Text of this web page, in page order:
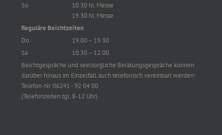
So
10.30 hl. Messe
19.30 hl. Messe
Reguläre Beichtzeiten
Do
19.00 – 19.30
Sa
10.30 – 12.00
Beichtgespräche und seelsorgliche Beratungsgespräche können
darüber hinaus im Einzelfall auch telefonisch vereinbart werden:
Telefon-Nr. 06241 - 92 04 00
(Telefonzeiten tgl. 8-12 Uhr)